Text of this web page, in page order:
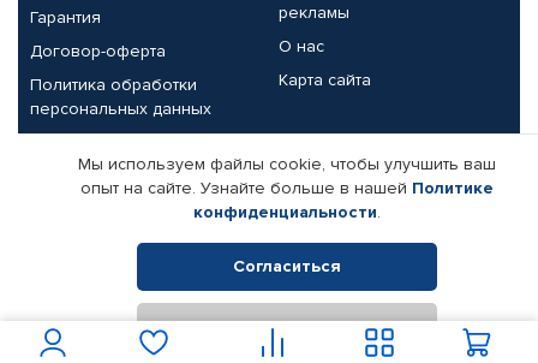
Гарантия
Договор-оферта
Политика обработки
персональных данных
рекламы
О нас
Карта сайта
Партнерам
Корпоративным клиентам
Поставщикам
Реквизиты компании
© КАМАЗ ЦЕНТР ДОНЕЦК, 2015-2026. Все права защищены.
Интернет-магазин автомобильных товаров Автопрофи.
Мы используем файлы cookie, чтобы улучшить ваш
опыт на сайте. Узнайте больше в нашей Политике
конфиденциальности.
Согласиться
Отклонить